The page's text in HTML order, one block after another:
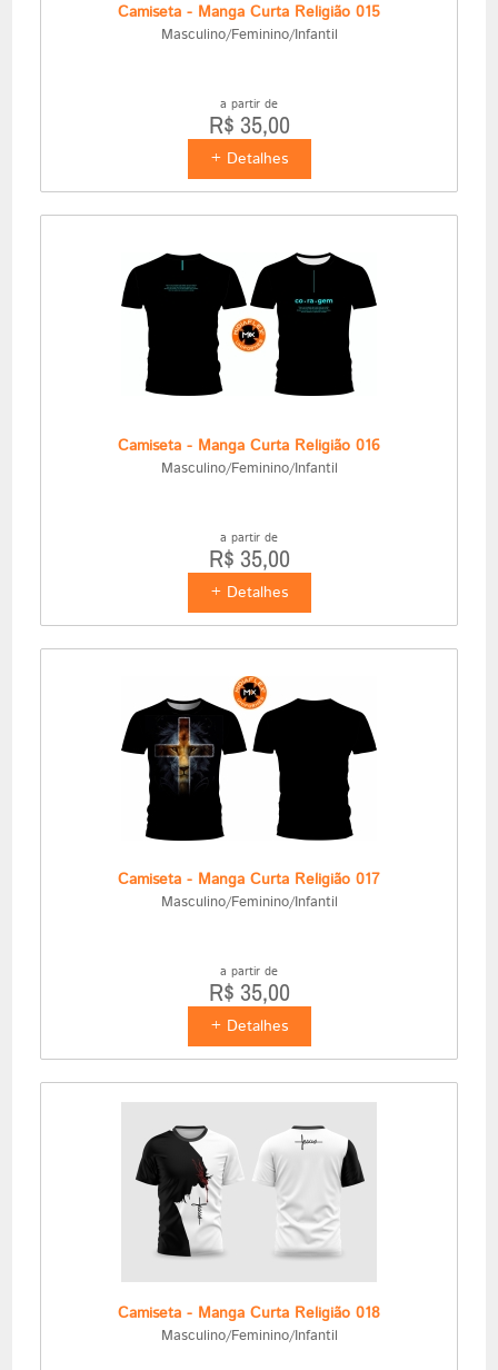
Camiseta - Manga Curta Religião 015
Masculino/Feminino/Infantil
a partir de
R$ 35,00
+ Detalhes
Camiseta - Manga Curta Religião 016
Masculino/Feminino/Infantil
a partir de
R$ 35,00
+ Detalhes
Camiseta - Manga Curta Religião 017
Masculino/Feminino/Infantil
a partir de
R$ 35,00
+ Detalhes
Camiseta - Manga Curta Religião 018
Masculino/Feminino/Infantil